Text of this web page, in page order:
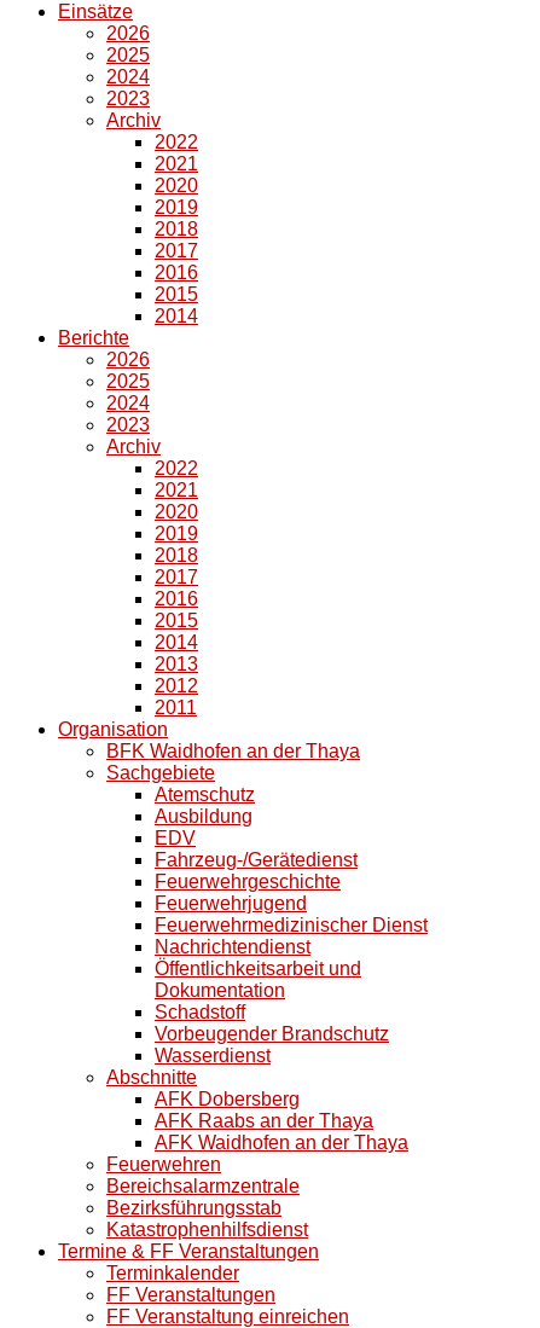
Einsätze
2026
2025
2024
2023
Archiv
2022
2021
2020
2019
2018
2017
2016
2015
2014
Berichte
2026
2025
2024
2023
Archiv
2022
2021
2020
2019
2018
2017
2016
2015
2014
2013
2012
2011
Organisation
BFK Waidhofen an der Thaya
Sachgebiete
Atemschutz
Ausbildung
EDV
Fahrzeug-/Gerätedienst
Feuerwehrgeschichte
Feuerwehrjugend
Feuerwehrmedizinischer Dienst
Nachrichtendienst
Öffentlichkeitsarbeit und
Dokumentation
Schadstoff
Vorbeugender Brandschutz
Wasserdienst
Abschnitte
AFK Dobersberg
AFK Raabs an der Thaya
AFK Waidhofen an der Thaya
Feuerwehren
Bereichsalarmzentrale
Bezirksführungsstab
Katastrophenhilfsdienst
Termine & FF Veranstaltungen
Terminkalender
FF Veranstaltungen
FF Veranstaltung einreichen